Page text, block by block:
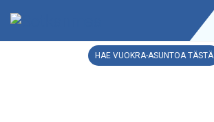
HAE VUOKRA-ASUNTOA TÄSTÄ